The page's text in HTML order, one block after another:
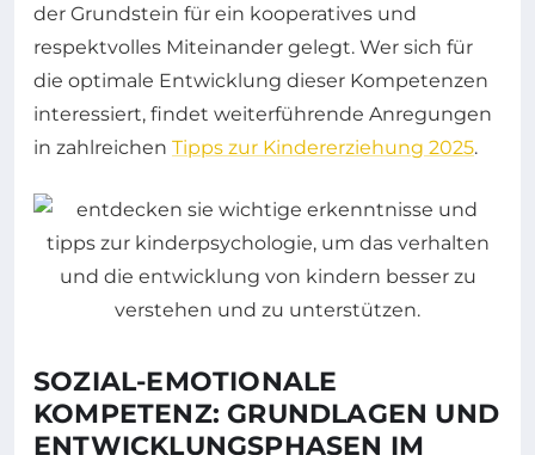
der Grundstein für ein kooperatives und
respektvolles Miteinander gelegt. Wer sich für
die optimale Entwicklung dieser Kompetenzen
interessiert, findet weiterführende Anregungen
in zahlreichen Tipps zur Kindererziehung 2025.
SOZIAL-EMOTIONALE
KOMPETENZ: GRUNDLAGEN UND
ENTWICKLUNGSPHASEN IM